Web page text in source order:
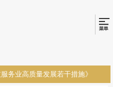
务业高质量发展若干措施》